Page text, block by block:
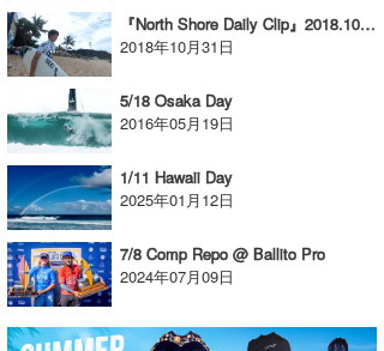
『North Shore Daily Clip』2018.10.30 @ Sunset Beach
2018年10月31日
5/18 Osaka Day
2016年05月19日
1/11 Hawaii Day
2025年01月12日
7/8 Comp Repo @ Ballito Pro
2024年07月09日
S.K
Soulman
VAGY
waka☆=
YUKI☆
たっちー
ハンマー